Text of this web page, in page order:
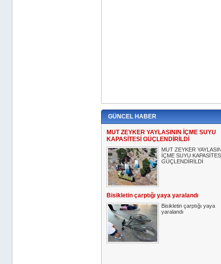
GÜNCEL HABER
MUT ZEYKER YAYLASININ İÇME SUYU
KAPASİTESİ GÜÇLENDİRİLDİ
MUT ZEYKER
İÇME SUYU
GÜÇLENDİRİLDİ
Bisikletin çarptığı yaya yaralandı
Bisikletin çarptığı yaya
yaralandı